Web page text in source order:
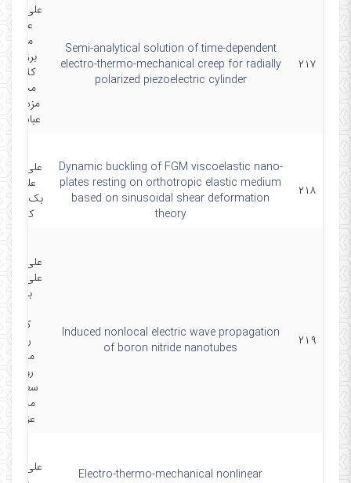
۲۱۷
Semi-analytical solution of time-dependent
electro-thermo-mechanical creep for radially
polarized piezoelectric cylinder
علی
علی
برزکی-
کلاه
مزدیان
عباس
۲۱۸
Dynamic buckling of FGM viscoelastic nano-
plates resting on orthotropic elastic medium
based on sinusoidal shear deformation
theory
علی
علی
بک زارع-
کلاه
۲۱۹
Induced nonlocal electric wave propagation
of boron nitride nanotubes
علی
علی
کرمعلی
راوندی-
سعید
Electro-thermo-mechanical nonlinear
علی